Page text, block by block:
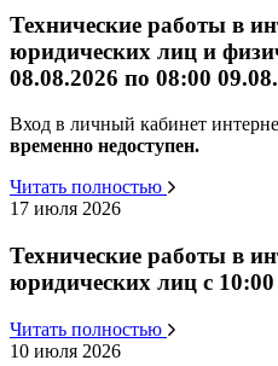
Технические работы в
юридических лиц и
08.08.2026 по 08:00
Вход в личный кабинет
временно недоступен.
Читать полностью
17 июля 2026
Технические работы в
юридических лиц с
Читать полностью
10 июля 2026